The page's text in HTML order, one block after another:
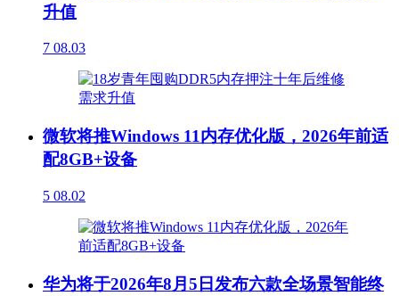
升值
7 08.03
微软将推Windows 11内存优化版，2026年前适
配8GB+设备
5 08.02
华为将于2026年8月5日发布六款全场景智能终